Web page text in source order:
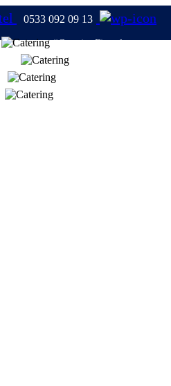
0533 092 09 13
#CateringFirmaları